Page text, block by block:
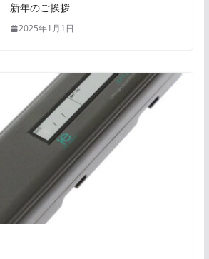
新年のご挨拶
2025年1月1日